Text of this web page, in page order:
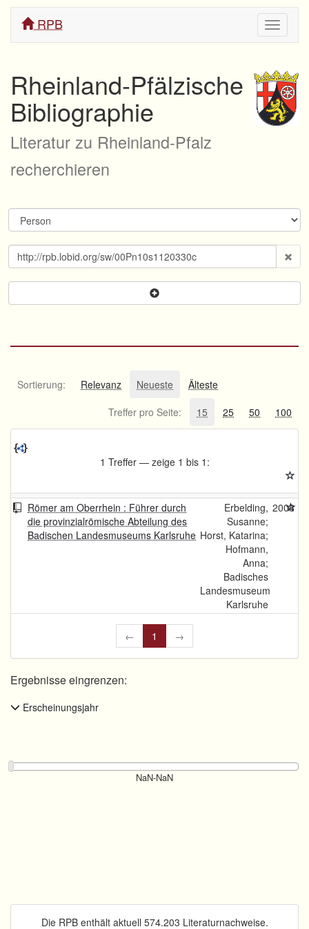
ein/
RPB
Rheinland-Pfälzische
Bibliographie
Literatur zu Rheinland-Pfalz
recherchieren
Sortierung: Relevanz Neueste
Älteste
Treffer pro Seite:
15 25 50 100
1 Treffer — zeige 1 bis 1:
Römer am Oberrhein : Führer durch
die provinzialrömische Abteilung des
Badischen Landesmuseums Karlsruhe
Erbelding,
Susanne;
Horst, Katarina;
Hofmann,
Anna;
Badisches
Landesmuseum
Karlsruhe
2008
← 1 →
Ergebnisse eingrenzen:
Erscheinungsjahr
Die RPB enthält aktuell 574.203 Literaturnachweise.